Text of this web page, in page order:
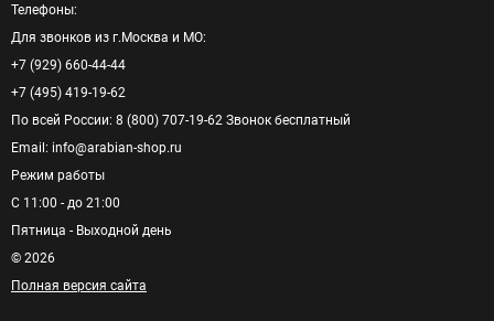
Телефоны:
Для звонков из г.Москва и МО:
+7 (929) 660-44-44
+7 (495) 419-19-62
По всей России: 8 (800) 707-19-62 Звонок бесплатный
Email: info@arabian-shop.ru
Режим pаботы
С 11:00 - до 21:00
Пятница - Выходной день
© 2026
Полная версия сайта